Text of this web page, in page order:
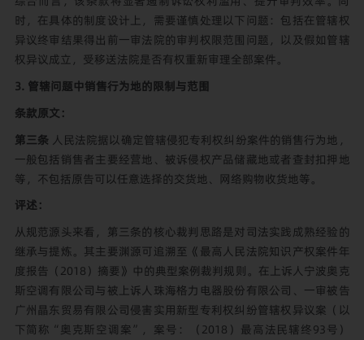
时，在具体的制度设计上，需要谨慎处理以下问题：包括在管辖权
异议终审结果得出前一审法院的审判权限范围问题，以及假如管辖
权异议成立，受移送法院是否有权重新审理全部案件。
3. 管辖问题中销售行为地的限制与范围
条款原文：
第三条人民法院据以确定管辖侵犯专利权纠纷案件的销售行为地，
一般包括销售者主要经营地、被诉侵权产品储藏地或者查封扣押地
等，不包括原告可以任意选择的交货地、网络购物收货地等。
评述：
从规范源头来看，第三条的核心裁判思路是对司法实践成熟经验的
继承与提炼。其主要渊源可追溯至《最高人民法院知识产权案件年
度报告（2018）摘要》中的典型案例裁判规则。在上诉人宁波奥克
斯空调有限公司与被上诉人珠海格力电器股份有限公司、一审被告
广州晶东贸易有限公司侵害实用新型专利权纠纷管辖权异议案（以
下简称“奥克斯空调案”，案号：（2018）最高法民辖终93号）